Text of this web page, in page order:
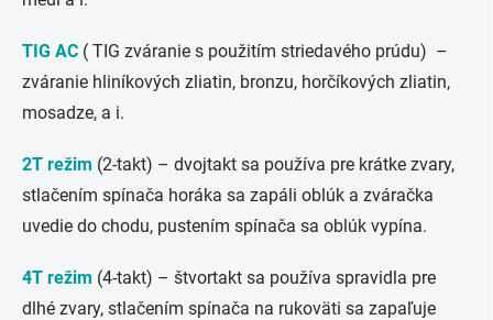
TIG AC ( TIG zváranie s použitím striedavého prúdu) –
zváranie hliníkových zliatin, bronzu, horčíkových zliatin,
mosadze, a i.
2T režim (2-takt) – dvojtakt sa používa pre krátke zvary,
stlačením spínača horáka sa zapáli oblúk a zváračka
uvedie do chodu, pustením spínača sa oblúk vypína.
4T režim (4-takt) – štvortakt sa používa spravidla pre
dlhé zvary, stlačením spínača na rukoväti sa zapaľuje